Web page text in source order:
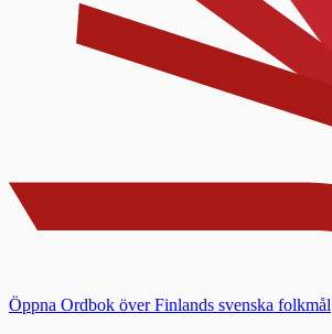
Öppna Ordbok över Finlands svenska folkmål